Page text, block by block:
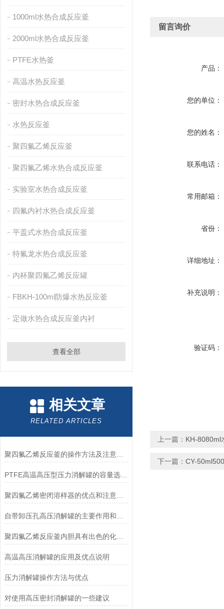
1000ml水热合成反应釜
2000ml水热合成反应釜
PTFE水热釜
高温水热反应釜
密封水热合成反应釜
水热反应釜
聚四氟乙烯反应釜
聚四氟乙烯水热合成反应釜
实验室水热合成反应釜
四氟内衬水热合成反应釜
平盖式水热合成反应釜
特氟龙水热合成反应釜
内杯聚四氟乙烯反应罐
FBKH-100ml防爆水热反应釜
定做水热合成反应釜内衬
查看全部
相关文章
RELATED ARTICLES
聚四氟乙烯反应釜的操作方法及注意事项
PTFE高温高压型压力消解罐的容量选择和操作注意事项
聚四氟乙烯密闭溶样器的优点和注意事项说明
聚四氟乙烯反应釜内胆具有出色的化学惰性和非粘附性能
高温高压消解罐的应用及优点说明
压力消解罐操作方法与优点
对使用高压密封消解罐的一些建议
留言询价
产品：
您的单位：
您的姓名：
联系电话：
常用邮箱：
省份：
详细地址：
补充说明：
验证码：
上一篇： KH-8080ml
下一篇： CY-